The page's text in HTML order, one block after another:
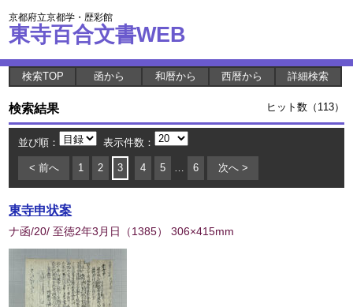
京都府立京都学・歴彩館
東寺百合文書WEB
検索TOP 函から 和暦から 西暦から 詳細検索
検索結果 ヒット数（113）
並び順： 表示件数：
< 前へ 1 2 3 4 5 … 6 次へ >
東寺申状案
ナ函/20/ 至徳2年3月日 （1385） 306×415mm